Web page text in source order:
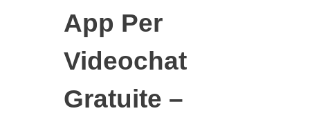
App Per
Videochat
Gratuite –